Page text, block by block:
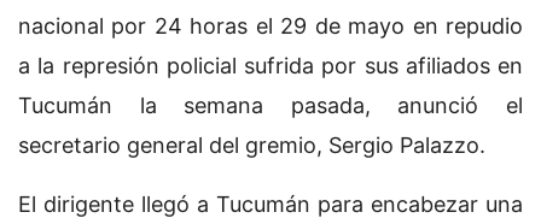
nacional por 24 horas el 29 de mayo en repudio
a la represión policial sufrida por sus afiliados en
Tucumán la semana pasada, anunció el
secretario general del gremio, Sergio Palazzo.
El dirigente llegó a Tucumán para encabezar una